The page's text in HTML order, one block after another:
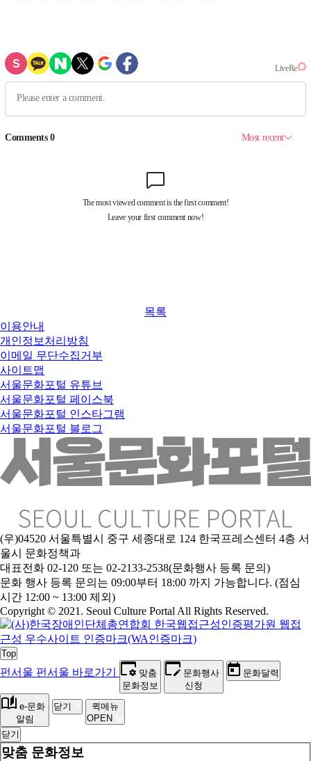
목록
이용안내
개인정보처리방침
이메일 무단수집거부
사이트맵
서울문화포털 유튜브
서울문화포털 페이스북
서울문화포털 인스타그램
서울문화포털 블로그
(우)04520 서울특별시 중구 세종대로 124 한국프레스센터 4층 서
울시 문화정책과
대표전화 02-120 또는 02-2133-2538(문화행사 등록 문의)
문화 행사 등록 문의는 09:00부터 18:00 까지 가능합니다. (점심
시간 12:00 ~ 13:00 제외)
Copyright © 2021. Seoul Culture Portal All Rights Reserved.
Top
펀서울 펀서울 바로가기
맞춤
문화정보
문화행사
신청
문화달력
e-문화
알림
닫기
퀵메뉴
OPEN
닫기
맞춤 문화정보